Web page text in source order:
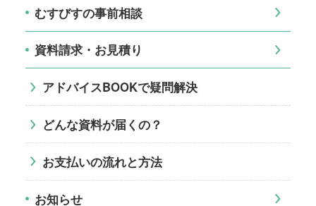
むすびすの事前相談
資料請求・お見積り
アドバイスBOOKで疑問解決
どんな資料が届くの？
お支払いの流れと方法
お知らせ